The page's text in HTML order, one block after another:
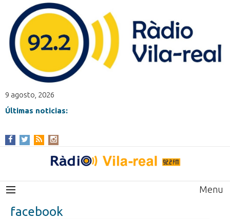
9 agosto, 2026
Últimas noticias:
Menu
facebook